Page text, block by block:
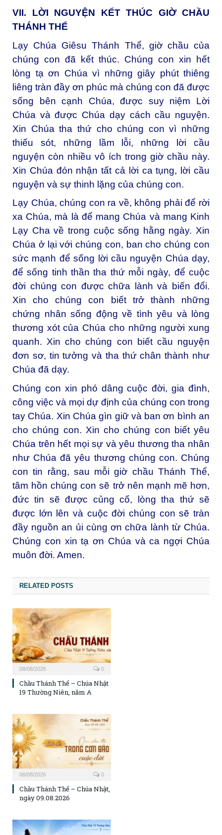
VII. LỜI NGUYỆN KẾT THÚC GIỜ CHẦU
THÁNH THỂ
Lạy Chúa Giêsu Thánh Thể, giờ chầu của
chúng con đã kết thúc. Chúng con xin hết
lòng tạ ơn Chúa vì những giây phút thiêng
liêng tràn đầy ơn phúc mà chúng con đã được
sống bên cạnh Chúa, được suy niệm Lời
Chúa và được Chúa dạy cách cầu nguyện.
Xin Chúa tha thứ cho chúng con vì những
thiếu sót, những lầm lỗi, những lời cầu
nguyện còn nhiều vô ích trong giờ chầu này.
Xin Chúa đón nhận tất cả lời ca tụng, lời cầu
nguyện và sự thinh lặng của chúng con.
Lạy Chúa, chúng con ra về, không phải để rời
xa Chúa, mà là để mang Chúa và mang Kinh
Lạy Cha về trong cuộc sống hằng ngày. Xin
Chúa ở lại với chúng con, ban cho chúng con
sức mạnh để sống lời cầu nguyện Chúa dạy,
để sống tinh thần tha thứ mỗi ngày, để cuộc
đời chúng con được chữa lành và biến đổi.
Xin cho chúng con biết trở thành những
chứng nhân sống động về tình yêu và lòng
thương xót của Chúa cho những người xung
quanh. Xin cho chúng con biết cầu nguyện
đơn sơ, tin tưởng và tha thứ chân thành như
Chúa đã dạy.
Chúng con xin phó dâng cuộc đời, gia đình,
công việc và mọi dự định của chúng con trong
tay Chúa. Xin Chúa gìn giữ và ban ơn bình an
cho chúng con. Xin cho chúng con biết yêu
Chúa trên hết mọi sự và yêu thương tha nhân
như Chúa đã yêu thương chúng con. Chúng
con tin rằng, sau mỗi giờ chầu Thánh Thể,
tâm hồn chúng con sẽ trở nên mạnh mẽ hơn,
đức tin sẽ được củng cố, lòng tha thứ sẽ
được lớn lên và cuộc đời chúng con sẽ tràn
đầy nguồn an ủi cùng ơn chữa lành từ Chúa.
Chúng con xin tạ ơn Chúa và ca ngợi Chúa
muôn đời. Amen.
RELATED POSTS
08/08/2026 0
Chầu Thánh Thể – Chúa Nhật
19 Thường Niên, năm A
08/08/2026 0
Chầu Thánh Thể – Chúa Nhật,
ngày 09.08.2026